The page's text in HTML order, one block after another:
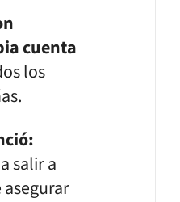
cuenta
los
salir a